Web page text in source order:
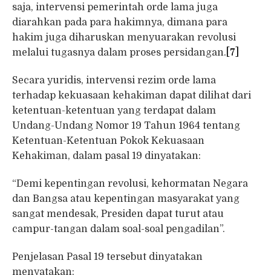
saja, intervensi pemerintah orde lama juga
diarahkan pada para hakimnya, dimana para
hakim juga diharuskan menyuarakan revolusi
melalui tugasnya dalam proses persidangan. [7]
Secara yuridis, intervensi rezim orde lama
terhadap kekuasaan kehakiman dapat dilihat dari
ketentuan-ketentuan yang terdapat dalam
Undang-Undang Nomor 19 Tahun 1964 tentang
Ketentuan-Ketentuan Pokok Kekuasaan
Kehakiman, dalam pasal 19 dinyatakan:
“Demi kepentingan revolusi, kehormatan Negara
dan Bangsa atau kepentingan masyarakat yang
sangat mendesak, Presiden dapat turut atau
campur-tangan dalam soal-soal pengadilan”.
Penjelasan Pasal 19 tersebut dinyatakan
menyatakan: